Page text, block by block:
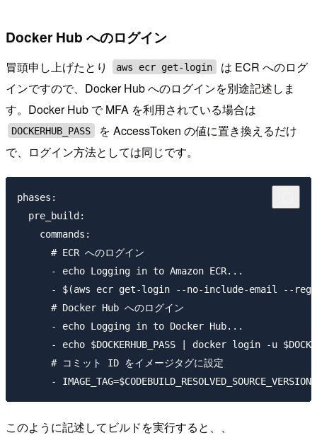
Docker Hub へのログイン
冒頭申し上げたとり aws ecr get-login
は ECR へのログ
インですので、Docker Hub へのログインを別途記述しま
す。Docker Hub で MFA を利用されている場合は
DOCKERHUB_PASS
を AccessToken の値に置き換えるだけ
で、ログイン方法としては同じです。
phases:
  pre_build:
    commands:
      # ECR へのログイン
      - echo Logging in to Amazon ECR...
- $(aws ecr get-login --no-include-email --
      # Docker Hub へのログイン
      - echo Logging in to Docker Hub...
- echo $DOCKERHUB_PASS | docker login -u
      # コミット ID をイメージタグに設定
このように記述してビルドを実行すると、、